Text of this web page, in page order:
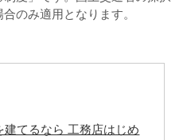
のみ適用となります。
てるなら 工務店はじめ